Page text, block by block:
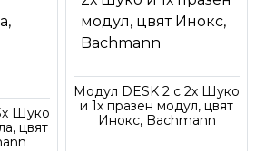
Шуко
цвят
Модул DESK 2 с 2х Шуко
и 1х празен модул, цвят
Инокс, Bachmann